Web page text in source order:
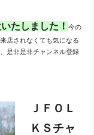
たしました！ 今の
店されなくても気になる
是非是非チャンネル登録
ＪＦＯＬ
ＫＳチャ